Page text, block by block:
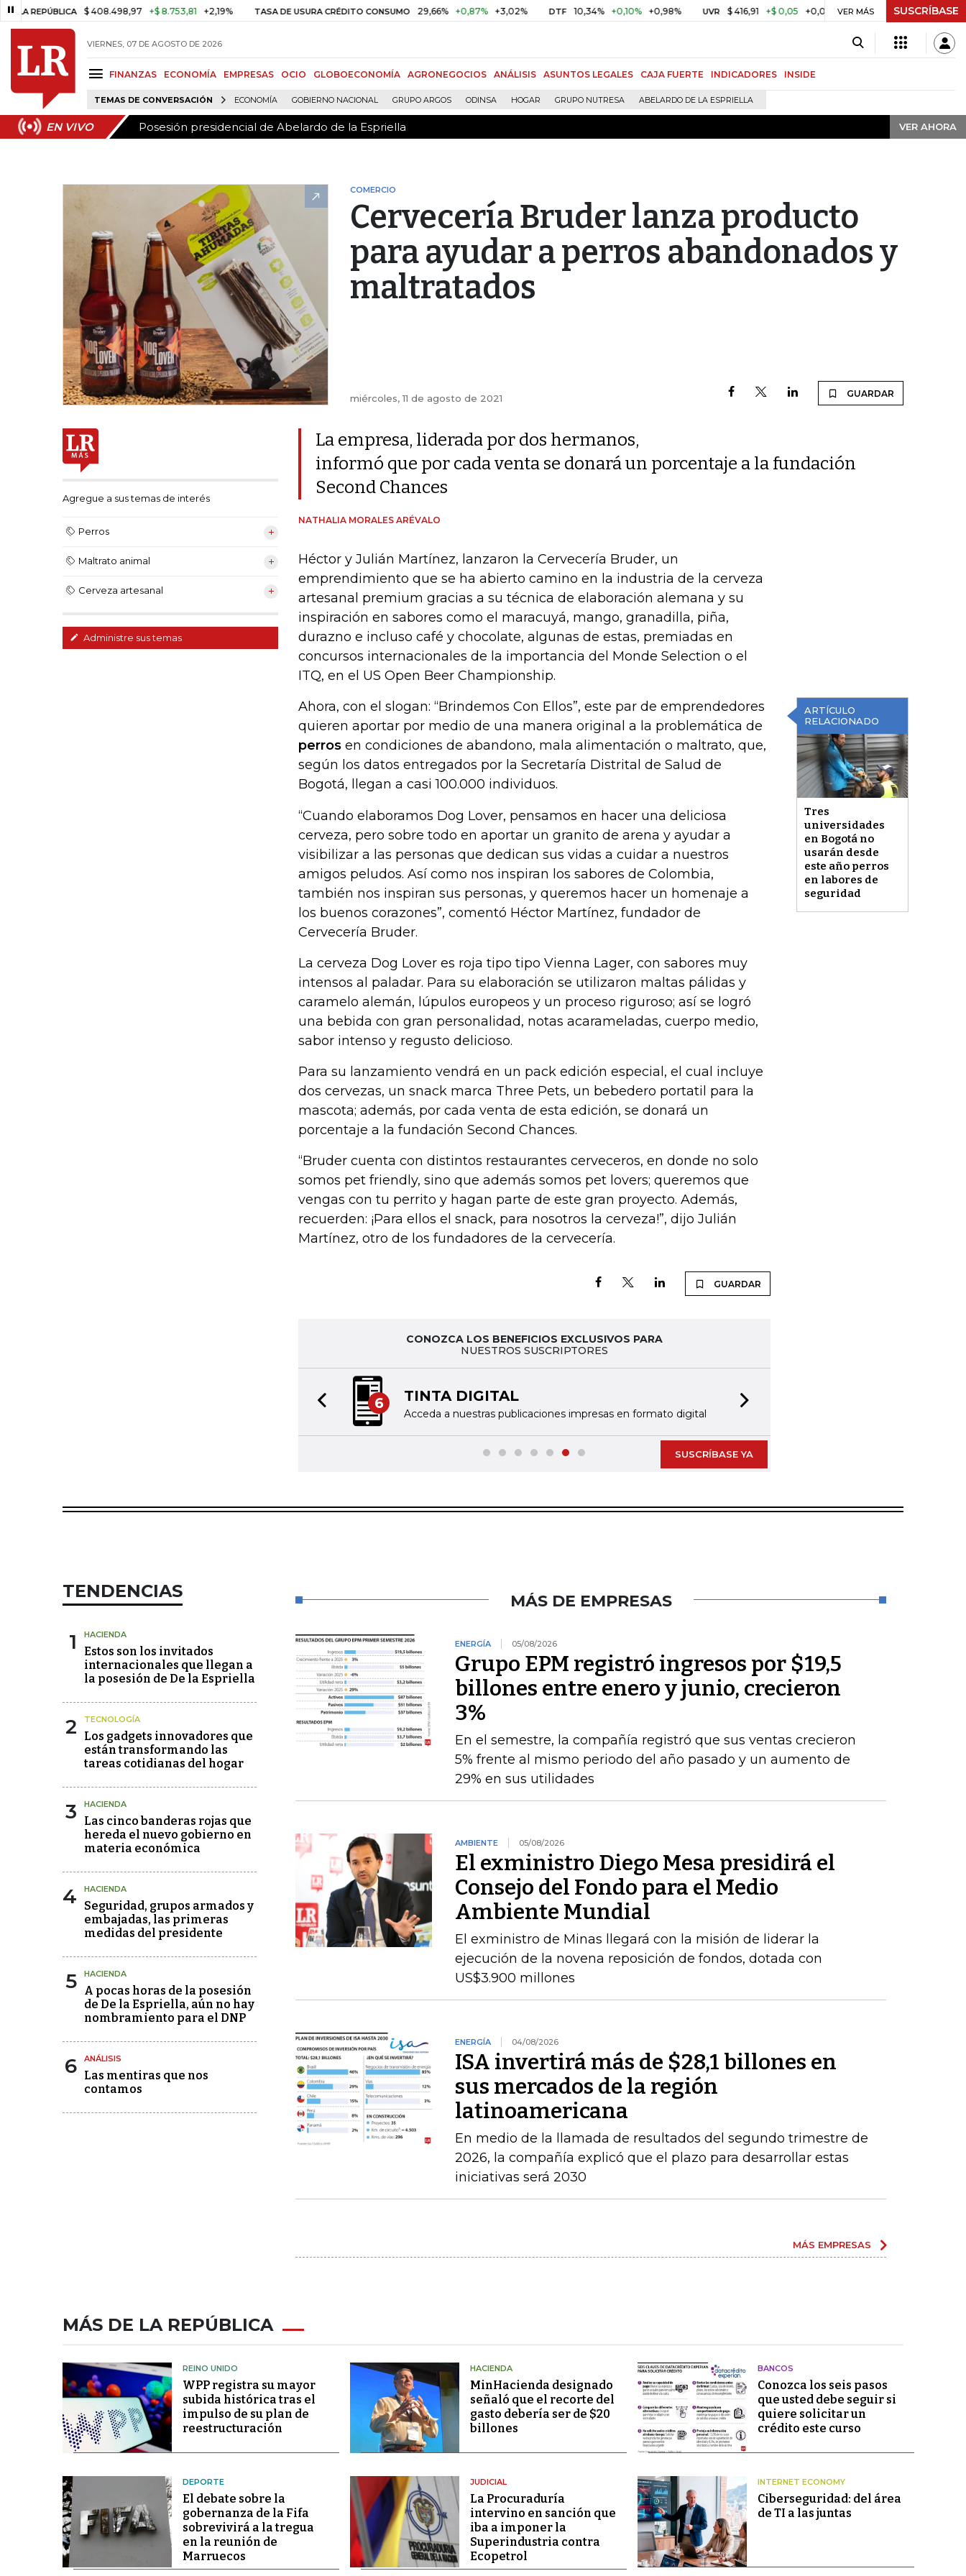
$ 408.498,97 +$ 8.753,81 +2,19% TASA DE USURA CRÉDITO CONSUMO 29,66% +0,87% +3,02% DTF 10,34% +0,10% +0,98% UVR $ 416,91 +$ 0,05 +0,01% BITCOIN US$ 64.442,80 -US$
VER MÁS SUSCRÍBASE
VIERNES, 07 DE AGOSTO DE 2026
FINANZAS ECONOMÍA EMPRESAS OCIO GLOBOECONOMÍA AGRONEGOCIOS ANÁLISIS ASUNTOS LEGALES CAJA FUERTE INDICADORES INSIDE
TEMAS DE CONVERSACIÓN ECONOMÍA GOBIERNO NACIONAL GRUPO ARGOS ODINSA HOGAR GRUPO NUTRESA ABELARDO DE LA ESPRIELLA
EN VIVO Posesión presidencial de Abelardo de la Espriella VER AHORA
EN VIVO Posesión presidencial de Abelardo de la Espriella VER AHORA
COMERCIO
Cervecería Bruder lanza producto
para ayudar a perros abandonados y
maltratados
miércoles, 11 de agosto de 2021 GUARDAR
Agregue a sus temas de interés
Perros
Maltrato animal
Cerveza artesanal
Administre sus temas
La empresa, liderada por dos hermanos,
informó que por cada venta se donará un porcentaje a la fundación
Second Chances
NATHALIA MORALES ARÉVALO
Héctor y Julián Martínez, lanzaron la Cervecería Bruder, un
emprendimiento que se ha abierto camino en la industria de la cerveza
artesanal premium gracias a su técnica de elaboración alemana y su
inspiración en sabores como el maracuyá, mango, granadilla, piña,
durazno e incluso café y chocolate, algunas de estas, premiadas en
concursos internacionales de la importancia del Monde Selection o el
ITQ, en el US Open Beer Championship.
ARTÍCULO
RELACIONADO
Tres
universidades
en Bogotá no
usarán desde
este año perros
en labores de
seguridad
Ahora, con el slogan: “Brindemos Con Ellos”, este par de emprendedores
quieren aportar por medio de una manera original a la problemática de
perros en condiciones de abandono, mala alimentación o maltrato, que,
según los datos entregados por la Secretaría Distrital de Salud de
Bogotá, llegan a casi 100.000 individuos.
“Cuando elaboramos Dog Lover, pensamos en hacer una deliciosa
cerveza, pero sobre todo en aportar un granito de arena y ayudar a
visibilizar a las personas que dedican sus vidas a cuidar a nuestros
amigos peludos. Así como nos inspiran los sabores de Colombia,
también nos inspiran sus personas, y queremos hacer un homenaje a
los buenos corazones”, comentó Héctor Martínez, fundador de
Cervecería Bruder.
La cerveza Dog Lover es roja tipo tipo Vienna Lager, con sabores muy
intensos al paladar. Para su elaboración se utilizaron maltas pálidas y
caramelo alemán, lúpulos europeos y un proceso riguroso; así se logró
una bebida con gran personalidad, notas acarameladas, cuerpo medio,
sabor intenso y regusto delicioso.
Para su lanzamiento vendrá en un pack edición especial, el cual incluye
dos cervezas, un snack marca Three Pets, un bebedero portatil para la
mascota; además, por cada venta de esta edición, se donará un
porcentaje a la fundación Second Chances.
“Bruder cuenta con distintos restaurantes cerveceros, en donde no solo
somos pet friendly, sino que además somos pet lovers; queremos que
vengas con tu perrito y hagan parte de este gran proyecto. Además,
recuerden: ¡Para ellos el snack, para nosotros la cerveza!”, dijo Julián
Martínez, otro de los fundadores de la cervecería.
GUARDAR
CONOZCA LOS BENEFICIOS EXCLUSIVOS PARA
NUESTROS SUSCRIPTORES
6 TINTA DIGITAL
Acceda a nuestras publicaciones impresas en formato digital
Previous slide
SUSCRÍBASE YA
TENDENCIAS
1 HACIENDA
Estos son los invitados
internacionales que llegan a
la posesión de De la Espriella
2 TECNOLOGÍA
Los gadgets innovadores que
están transformando las
tareas cotidianas del hogar
3 HACIENDA
Las cinco banderas rojas que
hereda el nuevo gobierno en
materia económica
4 HACIENDA
Seguridad, grupos armados y
embajadas, las primeras
medidas del presidente
5 HACIENDA
A pocas horas de la posesión
de De la Espriella, aún no hay
nombramiento para el DNP
6 ANÁLISIS
Las mentiras que nos
contamos
MÁS DE EMPRESAS
ENERGÍA 05/08/2026
Grupo EPM registró ingresos por $19,5
billones entre enero y junio, crecieron
3%
En el semestre, la compañía registró que sus ventas crecieron
5% frente al mismo periodo del año pasado y un aumento de
29% en sus utilidades
AMBIENTE 05/08/2026
El exministro Diego Mesa presidirá el
Consejo del Fondo para el Medio
Ambiente Mundial
El exministro de Minas llegará con la misión de liderar la
ejecución de la novena reposición de fondos, dotada con
US$3.900 millones
ENERGÍA 04/08/2026
ISA invertirá más de $28,1 billones en
sus mercados de la región
latinoamericana
En medio de la llamada de resultados del segundo trimestre de
2026, la compañía explicó que el plazo para desarrollar estas
iniciativas será 2030
MÁS EMPRESAS
MÁS DE LA REPÚBLICA
REINO UNIDO
WPP registra su mayor
subida histórica tras el
impulso de su plan de
reestructuración
HACIENDA
MinHacienda designado
señaló que el recorte del
gasto debería ser de $20
billones
BANCOS
Conozca los seis pasos
que usted debe seguir si
quiere solicitar un
crédito este curso
DEPORTE
El debate sobre la
gobernanza de la Fifa
sobrevivirá a la tregua
en la reunión de
Marruecos
JUDICIAL
La Procuraduría
intervino en sanción que
iba a imponer la
Superindustria contra
Ecopetrol
INTERNET ECONOMY
Ciberseguridad: del área
de TI a las juntas